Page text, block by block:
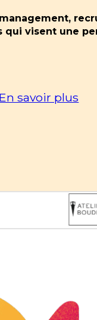
qui visent une
En savoir plus